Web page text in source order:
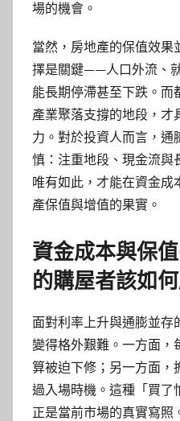
場的機會。
當然，房地產的保值效果
擇是關鍵——人口外流、
能長期停滯甚至下跌。而
產業聚落支撐的地段，才
力。對於投資人而言，通
慎：注重地段、現金流與
唯有如此，才能在資金成
產保值與增值的果實。
資金成本與保
的購屋者該如
面對利率上升與通膨並存
變得格外艱難。一方面，
算被迫下修；另一方面，
過入場時機。這種「買了
正是當前市場的真實寫照